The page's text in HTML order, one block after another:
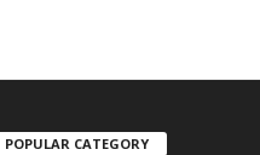
POPULAR CATEGORY